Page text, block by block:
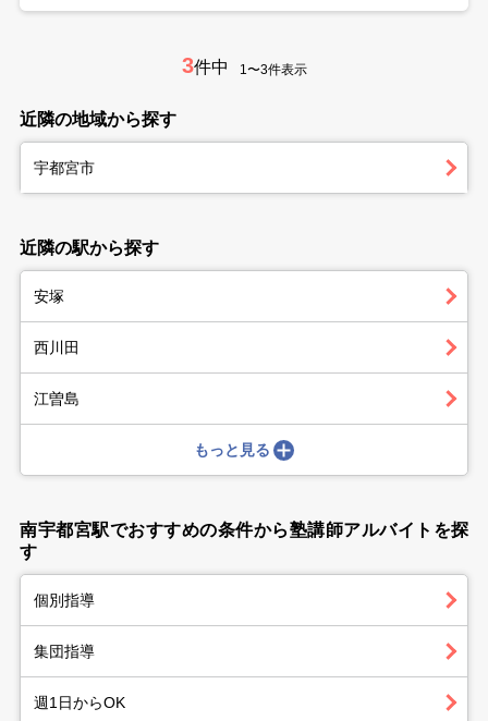
3件中 1〜3件表示
近隣の地域から探す
宇都宮市
近隣の駅から探す
安塚
西川田
江曽島
もっと見る
南宇都宮駅でおすすめの条件から塾講師アルバイトを探
す
個別指導
集団指導
週1日からOK